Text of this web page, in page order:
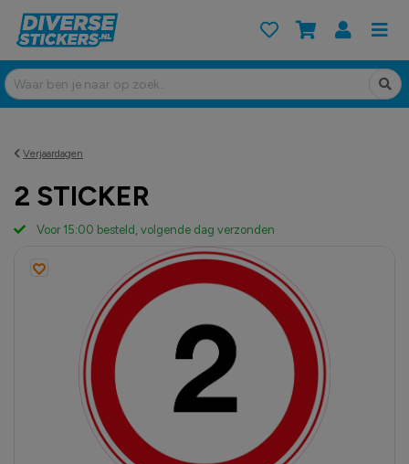
Verjaardagen
2 STICKER
Voor 15:00 besteld, volgende dag verzonden